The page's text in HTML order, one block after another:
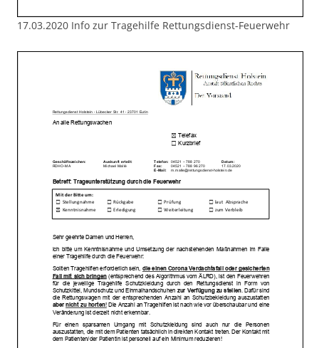
17.03.2020 Info zur Tragehilfe Rettungsdienst-Feuerwehr